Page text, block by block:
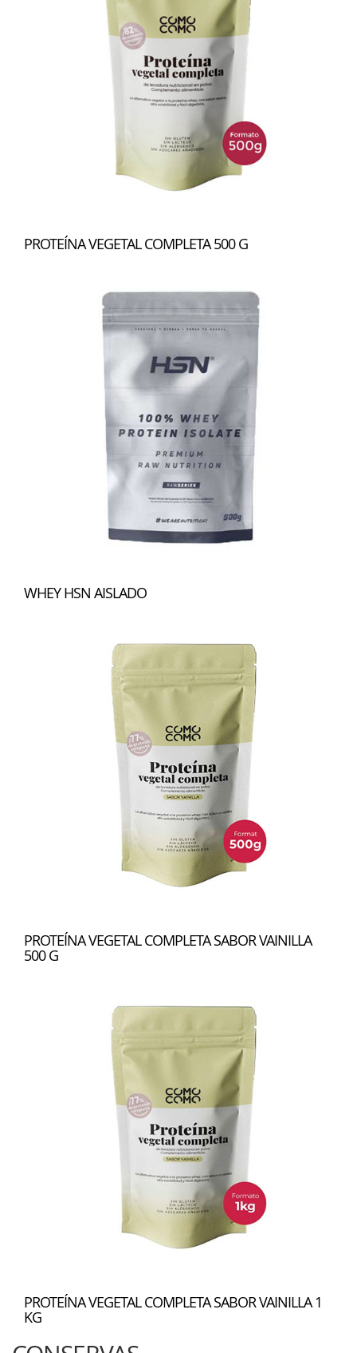
PROTEÍNA VEGETAL COMPLETA 500 G
WHEY HSN AISLADO
PROTEÍNA VEGETAL COMPLETA SABOR VAINILLA
500 G
PROTEÍNA VEGETAL COMPLETA SABOR VAINILLA 1
KG